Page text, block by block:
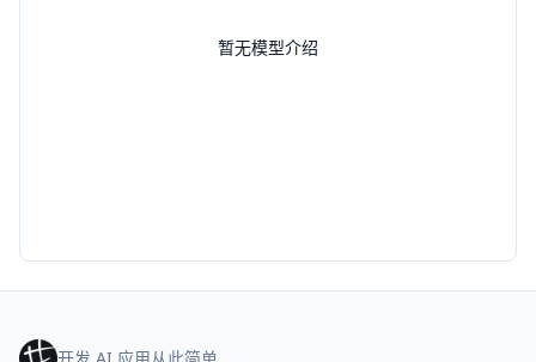
暂无模型介绍